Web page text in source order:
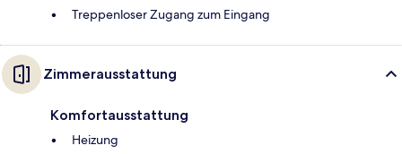
Treppenloser Zugang zum Eingang
Zimmerausstattung
Komfortausstattung
Heizung